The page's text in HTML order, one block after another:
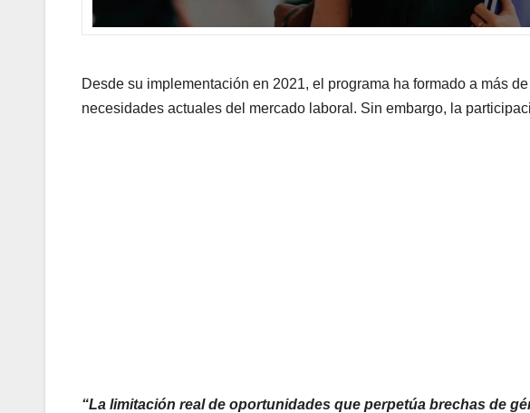
Desde su implementación en 2021, el programa ha formado a más
necesidades actuales del mercado laboral. Sin embargo, la
“La limitación real de oportunidades que perpetúa brechas de